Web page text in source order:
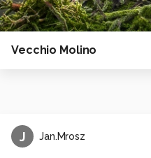
Vecchio Molino
J Jan.Mrosz